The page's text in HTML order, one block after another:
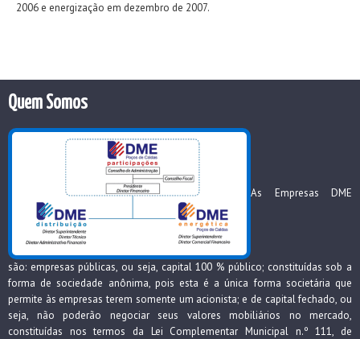
2006 e energização em dezembro de 2007.
Quem Somos
As Empresas DME
são: empresas públicas, ou seja, capital 100 % público; constituídas sob a
forma de sociedade anônima, pois esta é a única forma societária que
permite às empresas terem somente um acionista; e de capital fechado, ou
seja, não poderão negociar seus valores mobiliários no mercado,
constituídas nos termos da Lei Complementar Municipal n.º 111, de